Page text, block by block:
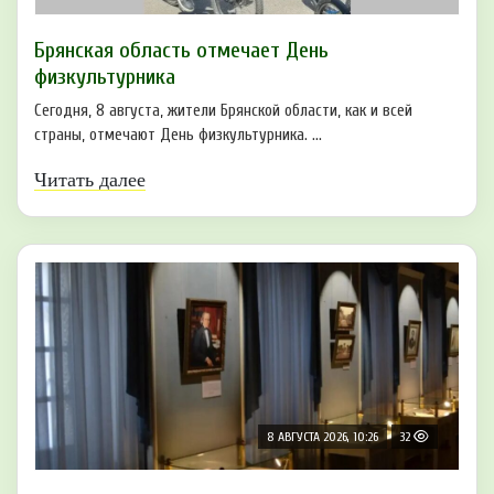
Брянская область отмечает День
физкультурника
Сегодня, 8 августа, жители Брянской области, как и всей
страны, отмечают День физкультурника. ...
Читать далее
8 АВГУСТА 2026, 10:26 32